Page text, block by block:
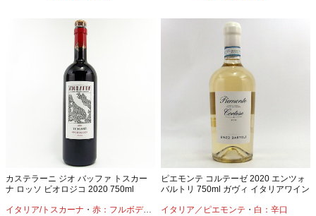
カステラーニ ジオ バッファ トスカー
ナ ロッソ ビオロジコ 2020 750ml
イタリア/トスカーナ ・ 赤：フルボディ シラー ・ サンジョヴェーゼ
ピエモンテ コルテーゼ 2020 エンツォ
バルトリ 750ml ガヴィ イタリアワイン
イタリア／ピエモンテ ・ 白：辛口